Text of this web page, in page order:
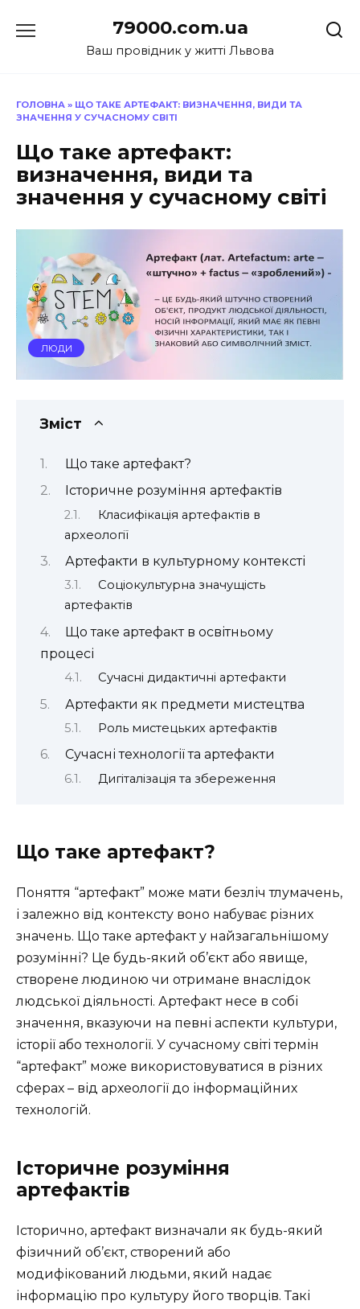
до
79000.com.ua
Ваш провідник у житті Львова
ГОЛОВНА » ЩО ТАКЕ АРТЕФАКТ: ВИЗНАЧЕННЯ, ВИДИ ТА
ЗНАЧЕННЯ У СУЧАСНОМУ СВІТІ
Що таке артефакт:
визначення, види та
значення у сучасному світі
ЛЮДИ
Зміст
Що таке артефакт?
Історичне розуміння артефактів
Класифікація артефактів в
археології
Артефакти в культурному контексті
Соціокультурна значущість
артефактів
Що таке артефакт в освітньому
процесі
Сучасні дидактичні артефакти
Артефакти як предмети мистецтва
Роль мистецьких артефактів
Сучасні технології та артефакти
Дигіталізація та збереження
Що таке артефакт?
Поняття “артефакт” може мати безліч тлумачень,
і залежно від контексту воно набуває різних
значень. Що таке артефакт у найзагальнішому
розумінні? Це будь-який об’єкт або явище,
створене людиною чи отримане внаслідок
людської діяльності. Артефакт несе в собі
значення, вказуючи на певні аспекти культури,
історії або технології. У сучасному світі термін
“артефакт” може використовуватися в різних
сферах – від археології до інформаційних
технологій.
Історичне розуміння
артефактів
Історично, артефакт визначали як будь-який
фізичний об’єкт, створений або
модифікований людьми, який надає
інформацію про культуру його творців. Такі